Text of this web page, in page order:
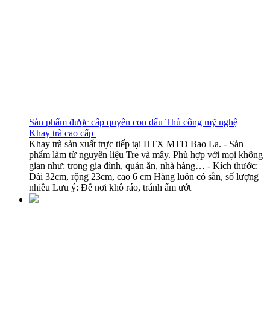
Sản phẩm được cấp quyền con dấu Thủ công mỹ nghệ
Khay trà cao cấp
Khay trà sản xuất trực tiếp tại HTX MTĐ Bao La. - Sản
phẩm làm từ nguyên liệu Tre và mây. Phù hợp với mọi không
gian như: trong gia đình, quán ăn, nhà hàng… - Kích thước:
Dài 32cm, rộng 23cm, cao 6 cm Hàng luôn có sẵn, số lượng
nhiều Lưu ý: Để nơi khô ráo, tránh ẩm ướt